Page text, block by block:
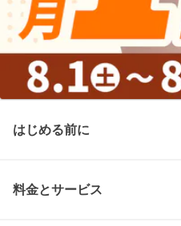
はじめる前に
料金とサービス